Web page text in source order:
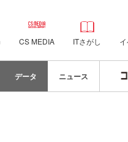
CS MEDIA ITさがし
データ ニュース